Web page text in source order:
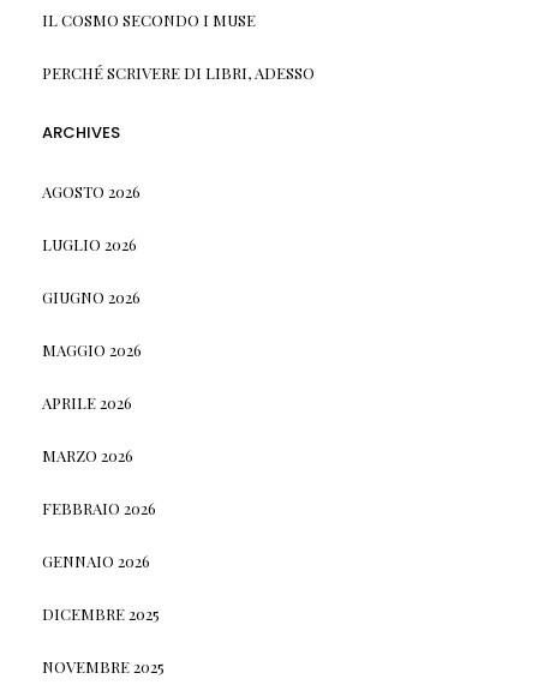
IL COSMO SECONDO I MUSE
PERCHÉ SCRIVERE DI LIBRI, ADESSO
ARCHIVES
AGOSTO 2026
LUGLIO 2026
GIUGNO 2026
MAGGIO 2026
APRILE 2026
MARZO 2026
FEBBRAIO 2026
GENNAIO 2026
DICEMBRE 2025
NOVEMBRE 2025